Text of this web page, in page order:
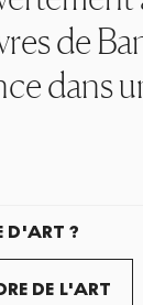
de
dans
D'ART ?
DE L'ART